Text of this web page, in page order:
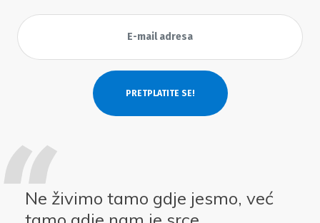
Ne živimo tamo gdje jesmo, već